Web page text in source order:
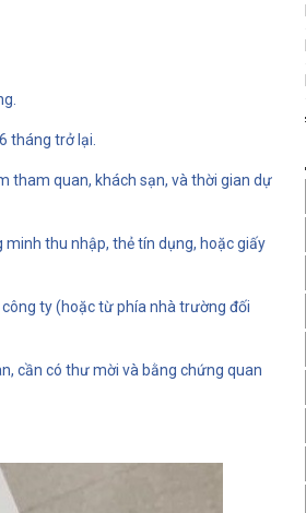
tháng trở lại.
tham quan, khách sạn, và thời gian dự
thu nhập, thẻ tín dụng, hoặc giấy
ty (hoặc từ phía nhà trường đối
cần có thư mời và bằng chứng quan